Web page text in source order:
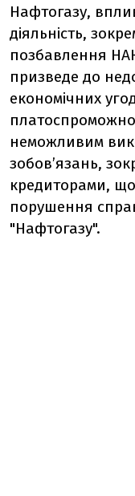
Нафтогазу,
діяльність,
позбавлення
призведе до
економічних
неможливим
зобов’язань,
кредиторами,
порушення
"Нафтогазу".